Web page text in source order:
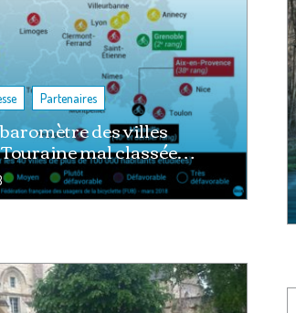
, Partenaires
des villes
mal classée…